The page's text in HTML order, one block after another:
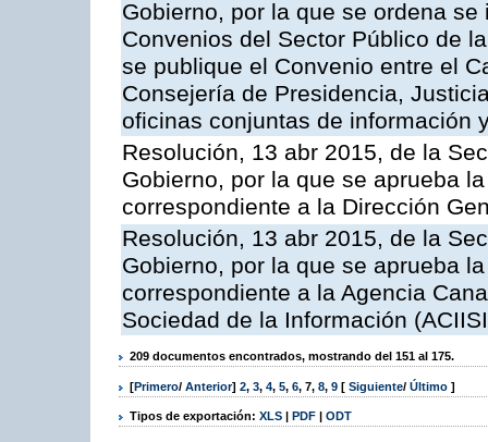
Gobierno, por la que se ordena
Convenios del Sector Público de
se publique el Convenio entre el
Consejería de Presidencia,
oficinas conjuntas de información
Resolución, 13 abr 2015, de la
Gobierno, por la que se aprueba
correspondiente a la Dirección
Resolución, 13 abr 2015, de la
Gobierno, por la que se aprueba
correspondiente a la Agencia
Sociedad de la Información
209 documentos encontrados, mostrando del 151 al 175.
[Primero/ Anterior] 2, 3, 4, 5, 6, 7, 8, 9 [ Siguiente/ Último ]
Tipos de exportación: XLS | PDF | ODT